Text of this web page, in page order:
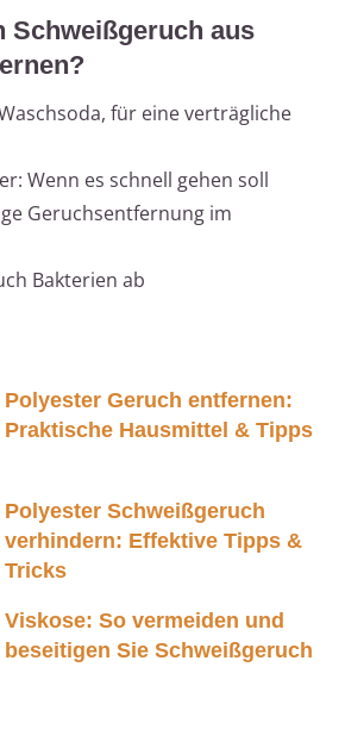
Schweißgeruch aus
für eine verträgliche
Wenn es schnell gehen soll
Geruchsentfernung im
Bakterien ab
Polyester Geruch entfernen:
Praktische Hausmittel & Tipps
Polyester Schweißgeruch
verhindern: Effektive Tipps &
Tricks
Viskose: So vermeiden und
beseitigen Sie Schweißgeruch